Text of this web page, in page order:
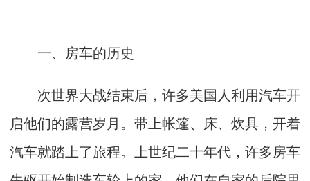
一、房车的历史
次世界大战结束后，许多美国人利用汽车开
启他们的露营岁月。带上帐篷、床、炊具，开着
汽车就踏上了旅程。上世纪二十年代，许多房车